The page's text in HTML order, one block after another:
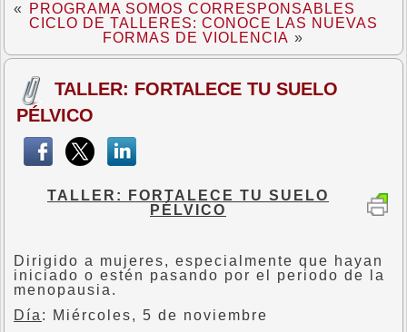
«
PROGRAMA SOMOS CORRESPONSABLES
CICLO DE TALLERES: CONOCE LAS NUEVAS
FORMAS DE VIOLENCIA »
TALLER: FORTALECE TU SUELO
PÉLVICO
TALLER: FORTALECE TU SUELO
PÉLVICO
Dirigido a mujeres, especialmente que hayan
iniciado o estén pasando por el periodo de la
menopausia.
Día : Miércoles, 5 de noviembre